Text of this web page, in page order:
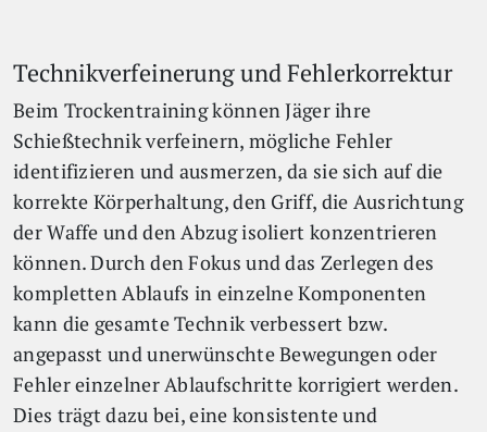
Technikverfeinerung und Fehlerkorrektur
Beim Trockentraining können Jäger ihre
Schießtechnik verfeinern, mögliche Fehler
identifizieren und ausmerzen, da sie sich auf die
korrekte Körperhaltung, den Griff, die Ausrichtung
der Waffe und den Abzug isoliert konzentrieren
können. Durch den Fokus und das Zerlegen des
kompletten Ablaufs in einzelne Komponenten
kann die gesamte Technik verbessert bzw.
angepasst und unerwünschte Bewegungen oder
Fehler einzelner Ablaufschritte korrigiert werden.
Dies trägt dazu bei, eine konsistente und